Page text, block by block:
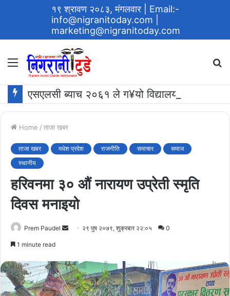
१९ श्रावण २०८३, मंगलवार
| Email:-
info@nigranitoday.com
marketing@nigranitoday.com
Menu
Home / ताजा खबर
ताजा खबर मधेश प्रदेश राजनीति समाचार
समाज
स्थानीय
हरिवनमा ३० औं नारायण उप्रेती स्मृति
दिवस मनाइयो
Prem Paudel
Send २९ पुष २०७९, शुक्रबार २२:०५ 0
1 minute read